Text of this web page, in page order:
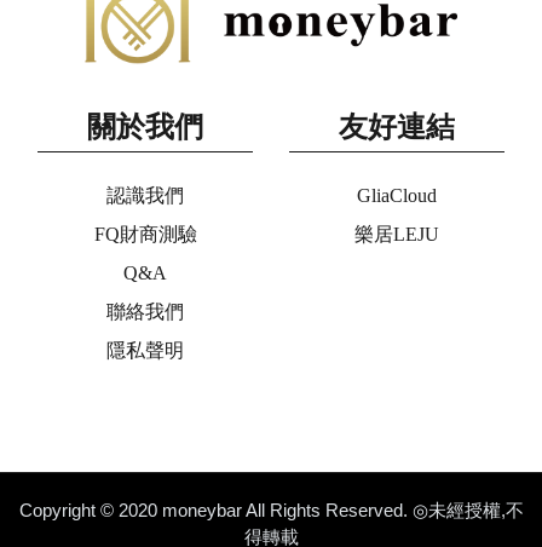
關於我們
認識我們
FQ財商測驗
Q&A
聯絡我們
隱私聲明
友好連結
GliaCloud
樂居LEJU
Copyright © 2020 moneybar All Rights Reserved. ◎未經授權,不
得轉載